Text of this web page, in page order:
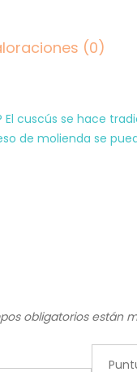
(0)
cuscús se hace
de molienda se
obligatorios están